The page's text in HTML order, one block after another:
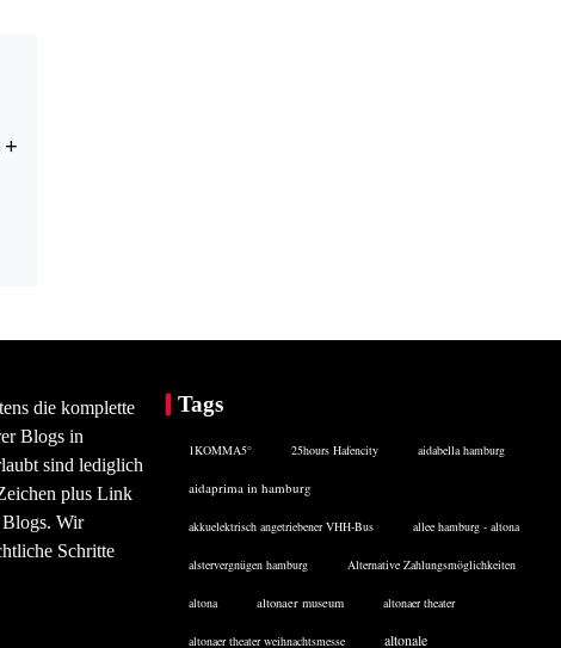
die komplette
Blogs in
sind lediglich
plus Link
Blogs. Wir
Schritte
Tags
1KOMMA5° 25hours Hafencity aidabella hamburg
aidaprima in hamburg
akkuelektrisch angetriebener VHH-Bus allee hamburg - altona
alstervergnügen hamburg Alternative Zahlungsmöglichkeiten
altona altonaer museum altonaer theater
altonaer theater weihnachtsmesse altonale